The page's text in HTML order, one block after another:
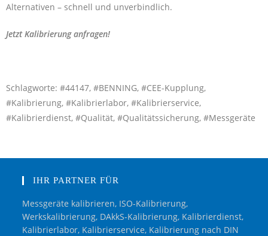
Alternativen – schnell und unverbindlich.
Jetzt Kalibrierung anfragen!
Schlagworte: #44147, #BENNING, #CEE-Kupplung,
#Kalibrierung, #Kalibrierlabor, #Kalibrierservice,
#Kalibrierdienst, #Qualität, #Qualitätssicherung, #Messgeräte
IHR PARTNER FÜR
Messgeräte kalibrieren, ISO-Kalibrierung,
Werkskalibrierung, DAkkS-Kalibrierung, Kalibrierdienst,
Kalibrierlabor, Kalibrierservice, Kalibrierung nach DIN